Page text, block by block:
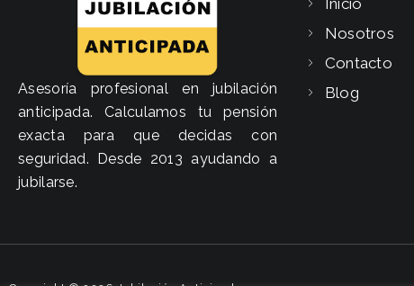
Asesoría profesional en jubilación
anticipada. Calculamos tu pensión
exacta para que decidas con
seguridad. Desde 2013 ayudando a
jubilarse.
Nosotros
Contacto
Blog